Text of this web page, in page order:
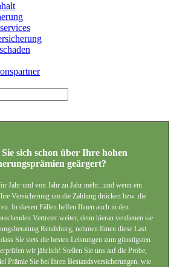
sich schon über Ihre hohen
geärgert?
Jahr und von Jahr zu Jahr mehr...und wenn ein
Versicherung um die Zahlung drücken bzw. die
In diesen Fällen helfen Ihnen auch in den
Vertreter weiter, denn hieran verdienen sie
Rendsburg, nehmen Ihnen diese Last
Sie stets die besten Leistungen zum günstigsten
wir jährlich! Stellen Sie uns auf die Probe,
Prämie Sie bei Ihren Bestandsversicherungen, wie